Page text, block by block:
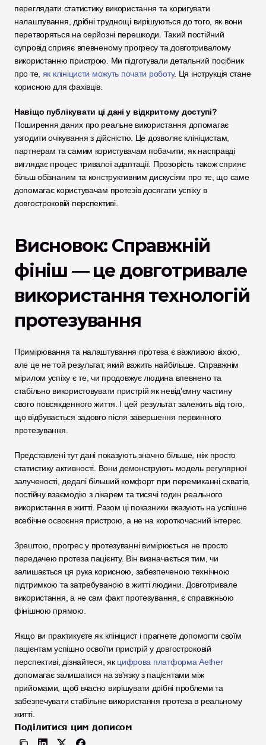
переглядати статистику використання та коригувати
налаштування, дрібні труднощі вирішуються до того, як вони
перетворяться на серйозні перешкоди. Такий постійний
супровід сприяє впевненому прогресу та довготривалому
використанню пристрою. Ми підготували детальний посібник
про те, як клініцисти можуть почати роботу. Ця інструкція стане
корисною для фахівців.
Навіщо публікувати ці дані у відкритому доступі?
Поширення даних про реальне використання допомагає
узгодити очікування з дійсністю. Це дозволяє клініцистам,
партнерам та самим користувачам побачити, як насправді
виглядає процес тривалої адаптації. Прозорість також сприяє
більш обізнаним та конструктивним дискусіям про те, що саме
допомагає користувачам протезів досягати успіху в
довгостроковій перспективі.
Висновок: Справжній
фініш — це довготривале
використання технологій
протезування
Примірювання та налаштування протеза є важливою віхою,
але це не той результат, який важить найбільше. Справжнім
мірилом успіху є те, чи продовжує людина впевнено та
стабільно використовувати пристрій як невід'ємну частину
свого повсякденного життя. І цей результат залежить від того,
що відбувається задовго після завершення первинного
протезування.
Представлені тут дані показують значно більше, ніж просто
статистику активності. Вони демонструють модель регулярної
залученості, дедалі більший комфорт при перемиканні схватів,
постійну взаємодію з лікарем та тисячі годин реального
використання в житті. Разом ці показники вказують на успішне
всебічне освоєння пристрою, а не на короткочасний інтерес.
Зрештою, прогрес у протезуванні вимірюється не просто
передачею протеза пацієнту. Він визначається тим, чи
залишається ця рука корисною, забезпеченою технічною
підтримкою та затребуваною в житті людини. Довготривале
використання, а не сам факт протезування, є справжньою
фінішною прямою.
Якщо ви практикуєте як клініцист і прагнете допомогти своїм
пацієнтам успішно освоїти пристрій у довгостроковій
перспективі, дізнайтеся, як цифрова платформа Aether
допомагає залишатися на зв'язку з пацієнтами між
прийомами, щоб вчасно вирішувати дрібні проблеми та
забезпечувати стабільне використання протеза в реальному
житті.
Поділитися цим дописом